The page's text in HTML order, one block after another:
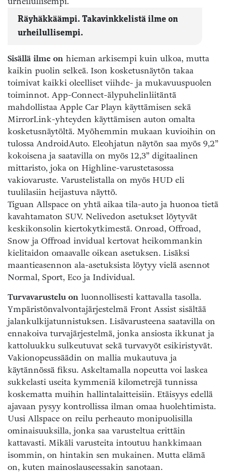
Räyhäkkäämpi. Takavinkkelistä ilme on
urheilullisempi.
Sisällä ilme on hieman arkisempi kuin ulkoa, mutta
kaikin puolin selkeä. Ison kosketusnäytön takaa
toimivat kaikki oleelliset viihde- ja mukavuuspuolen
toiminnot. App-Connect-älypuhelinliitäntä
mahdollistaa Apple Car Playn käyttämisen sekä
MirrorLink-yhteyden käyttämisen auton omalta
kosketusnäytöltä. Myöhemmin mukaan kuvioihin on
tulossa AndroidAuto. Eleohjatun näytön saa myös 9,2”
kokoisena ja saatavilla on myös 12,3” digitaalinen
mittaristo, joka on Highline-varustetasossa
vakiovaruste. Varustelistalla on myös HUD eli
tuulilasiin heijastuva näyttö.
Tiguan Allspace on yhtä aikaa tila-auto ja huonoa tietä
kavahtamaton SUV. Nelivedon asetukset löytyvät
keskikonsolin kiertokytkimestä. Onroad, Offroad,
Snow ja Offroad invidual kertovat heikommankin
kielitaidon omaavalle oikean asetuksen. Lisäksi
maantieasennon ala-asetuksista löytyy vielä asennot
Normal, Sport, Eco ja Individual.
Turvavarustelu on luonnollisesti kattavalla tasolla.
Ympäristönvalvontajärjestelmä Front Assist sisältää
jalankulkijatunnistuksen. Lisävarusteena saatavilla on
ennakoiva turvajärjestelmä, jonka ansiosta ikkunat ja
kattoluukku sulkeutuvat sekä turvavyöt esikiristyvät.
Vakionopeussäädin on mallia mukautuva ja
käytännössä fiksu. Askeltamalla nopeutta voi laskea
sukkelasti useita kymmeniä kilometrejä tunnissa
koskematta muihin hallintalaitteisiin. Etäisyys edellä
ajavaan pysyy kontrollissa ilman omaa huolehtimista.
Uusi Allspace on reilu perheauto monipuolisilla
ominaisuuksilla, jonka saa varusteltua erittäin
kattavasti. Mikäli varusteita intoutuu hankkimaan
isommin, on hintakin sen mukainen. Mutta elämä
on, kuten mainoslauseessakin sanotaan.